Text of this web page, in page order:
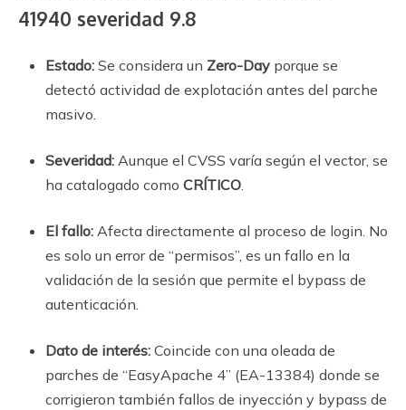
41940 severidad 9.8
Estado: Se considera un Zero-Day porque se
detectó actividad de explotación antes del parche
masivo.
Severidad: Aunque el CVSS varía según el vector, se
ha catalogado como CRÍTICO.
El fallo: Afecta directamente al proceso de login. No
es solo un error de “permisos”, es un fallo en la
validación de la sesión que permite el bypass de
autenticación.
Dato de interés: Coincide con una oleada de
parches de “EasyApache 4” (EA-13384) donde se
corrigieron también fallos de inyección y bypass de